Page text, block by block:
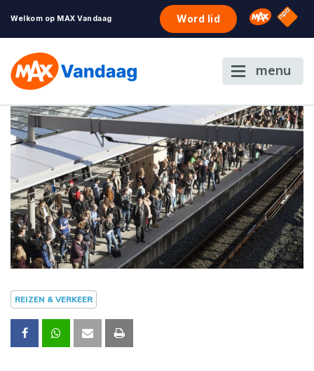
Welkom op MAX Vandaag Word lid Omroep
NPO
menu
REIZEN & VERKEER